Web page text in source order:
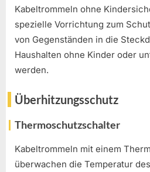
Kabeltrommeln ohne
spezielle Vorrichtung zum
von Gegenständen in die
Haushalten ohne Kinder oder
werden.
Überhitzungsschutz
Thermoschutzschalter
Kabeltrommeln mit einem
überwachen die Temperatur